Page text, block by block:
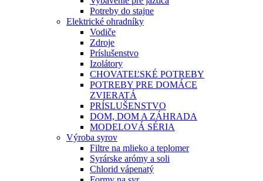
Potreby do stajne
Elektrické ohradníky
Vodiče
Zdroje
Príslušenstvo
Izolátory
CHOVATEĽSKÉ POTREBY
POTREBY PRE DOMÁCE
ZVIERATÁ
PRÍSLUŠENSTVO
DOM, DOM A ZÁHRADA
MODELOVÁ SÉRIA
Výroba syrov
Filtre na mlieko a teplomer
Syrárske arómy a soli
Chlorid vápenatý